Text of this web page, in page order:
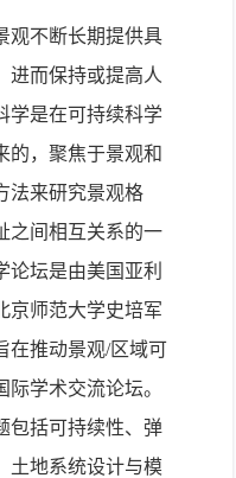
观不断长期提供具
进而保持或提高人
学是在可持续科学
的，聚焦于景观和
法来研究景观格
之间相互关系的一
论坛是由美国亚利
京师范大学史培军
在推动景观/区域可
学术交流论坛。
包括可持续性、弹
土地系统设计与模